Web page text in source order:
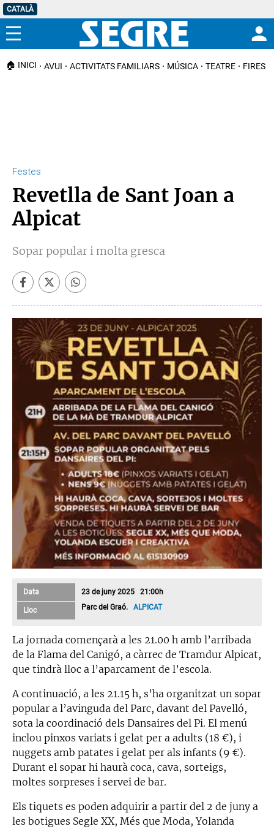
CATALÀ
Menú
🏠 INICI AVUI ACTIVITATS FAMILIARS MÚSICA TEATRE FIRES I
Festes
Revetlla de Sant Joan a
Alpicat
Sopar popular i molta gresca
Data 23 de juny 2025 21:00h
Lloc Parc del Graó.ALPICAT
La jornada començarà a les 21.00 h amb l’arribada
de la Flama del Canigó, a càrrec de Tramdur Alpicat,
que tindrà lloc a l’aparcament de l’escola.
A continuació, a les 21.15 h, s’ha organitzat un sopar
popular a l’avinguda del Parc, davant del Pavelló,
sota la coordinació dels Dansaires del Pi. El menú
inclou pinxos variats i gelat per a adults (18 €), i
nuggets amb patates i gelat per als infants (9 €).
Durant el sopar hi haurà coca, cava, sorteigs,
moltes sorpreses i servei de bar.
Els tiquets es poden adquirir a partir del 2 de juny a
les botigues Segle XX, Més que Moda, Yolanda